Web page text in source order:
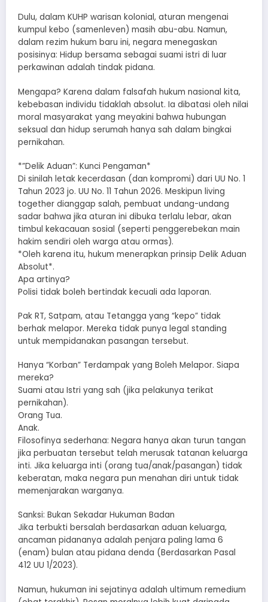
​Dulu, dalam KUHP warisan kolonial, aturan mengenai
kumpul kebo (samenleven) masih abu-abu. Namun,
dalam rezim hukum baru ini, negara menegaskan
posisinya: Hidup bersama sebagai suami istri di luar
perkawinan adalah tindak pidana.
​Mengapa? Karena dalam falsafah hukum nasional kita,
kebebasan individu tidaklah absolut. Ia dibatasi oleh nilai
moral masyarakat yang meyakini bahwa hubungan
seksual dan hidup serumah hanya sah dalam bingkai
pernikahan.
*​”Delik Aduan”: Kunci Pengaman*
​Di sinilah letak kecerdasan (dan kompromi) dari UU No. 1
Tahun 2023 jo. UU No. 11 Tahun 2026. Meskipun living
together dianggap salah, pembuat undang-undang
sadar bahwa jika aturan ini dibuka terlalu lebar, akan
timbul kekacauan sosial (seperti penggerebekan main
hakim sendiri oleh warga atau ormas).
*​Oleh karena itu, hukum menerapkan prinsip Delik Aduan
Absolut*.
​Apa artinya?
​Polisi tidak boleh bertindak kecuali ada laporan.
​Pak RT, Satpam, atau Tetangga yang “kepo” tidak
berhak melapor. Mereka tidak punya legal standing
untuk mempidanakan pasangan tersebut.
​Hanya “Korban” Terdampak yang Boleh Melapor. Siapa
mereka?
​Suami atau Istri yang sah (jika pelakunya terikat
pernikahan).
​Orang Tua.
​Anak.
​Filosofinya sederhana: Negara hanya akan turun tangan
jika perbuatan tersebut telah merusak tatanan keluarga
inti. Jika keluarga inti (orang tua/anak/pasangan) tidak
keberatan, maka negara pun menahan diri untuk tidak
memenjarakan warganya.
​Sanksi: Bukan Sekadar Hukuman Badan
​Jika terbukti bersalah berdasarkan aduan keluarga,
ancaman pidananya adalah penjara paling lama 6
(enam) bulan atau pidana denda (Berdasarkan Pasal
412 UU 1/2023).
​Namun, hukuman ini sejatinya adalah ultimum remedium